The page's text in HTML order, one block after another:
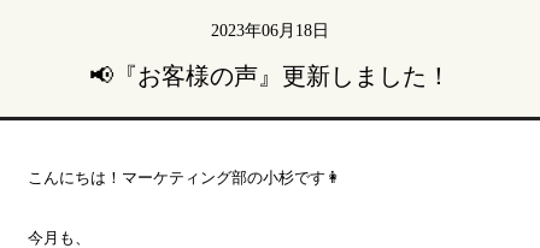
2023年06月18日
📢『お客様の声』更新しました！
こんにちは！マーケティング部の小杉です👩
今月も、